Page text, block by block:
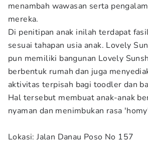
menambah wawasan serta
mereka.
Di penitipan anak inilah terdapat
sesuai tahapan usia anak. Lovely
pun memiliki bangunan Lovely
berbentuk rumah dan juga
aktivitas terpisah bagi toodler dan
Hal tersebut membuat anak-anak
nyaman dan menimbukan rasa
Lokasi: Jalan Danau Poso No 157